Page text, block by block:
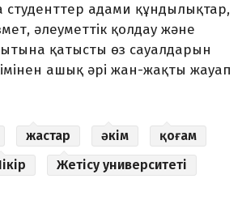
студенттер адами құндылықтар,
әлеуметтік қолдау және
қатысты өз сауалдарын
ашық әрі жан-жақты жауап
жастар әкім
қоғам
Жетісу университеті